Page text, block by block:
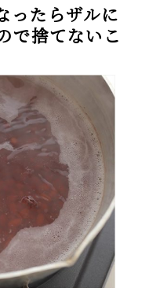
たらザルに
で捨てないこ